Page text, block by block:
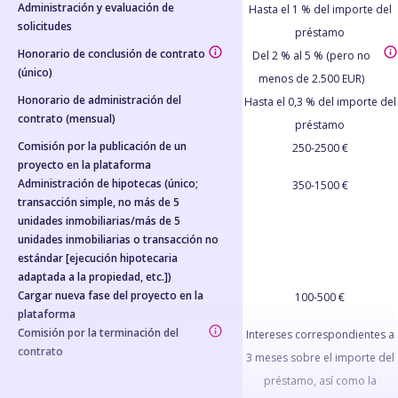
Administración y evaluación de
solicitudes
Hasta el 1 % del importe del
préstamo
Honorario de conclusión de contrato
(único)
Del 2 % al 5 % (pero no
menos de 2.500 EUR)
Honorario de administración del
contrato (mensual)
Hasta el 0,3 % del importe del
préstamo
Comisión por la publicación de un
proyecto en la plataforma
250-2500 €
Administración de hipotecas (único;
transacción simple, no más de 5
unidades inmobiliarias/más de 5
unidades inmobiliarias o transacción no
estándar [ejecución hipotecaria
adaptada a la propiedad, etc.])
350-1500 €
Cargar nueva fase del proyecto en la
plataforma
100-500 €
Comisión por la terminación del
contrato
Intereses correspondientes a
3 meses sobre el importe del
préstamo, así como la